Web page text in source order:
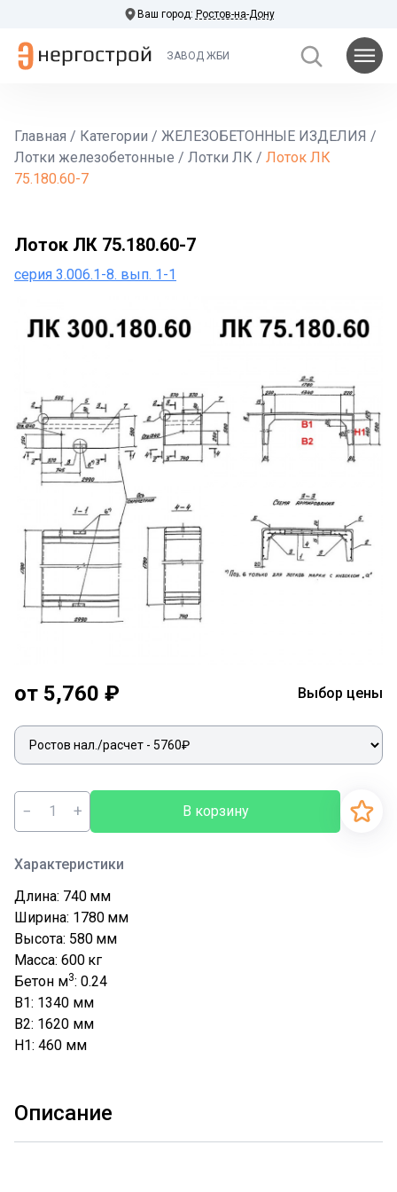
Ваш город: Ростов-на-Дону
ЗАВОД ЖБИ
Главная / Категории / ЖЕЛЕЗОБЕТОННЫЕ ИЗДЕЛИЯ /
Лотки железобетонные / Лотки ЛК / Лоток ЛК
75.180.60-7
Лоток ЛК 75.180.60-7
серия 3.006.1-8. вып. 1-1
от 5,760 ₽ Выбор цены
− + В корзину
Характеристики
Длина: 740 мм
Ширина: 1780 мм
Высота: 580 мм
Масса: 600 кг
Бетон м3: 0.24
B1: 1340 мм
B2: 1620 мм
H1: 460 мм
Описание